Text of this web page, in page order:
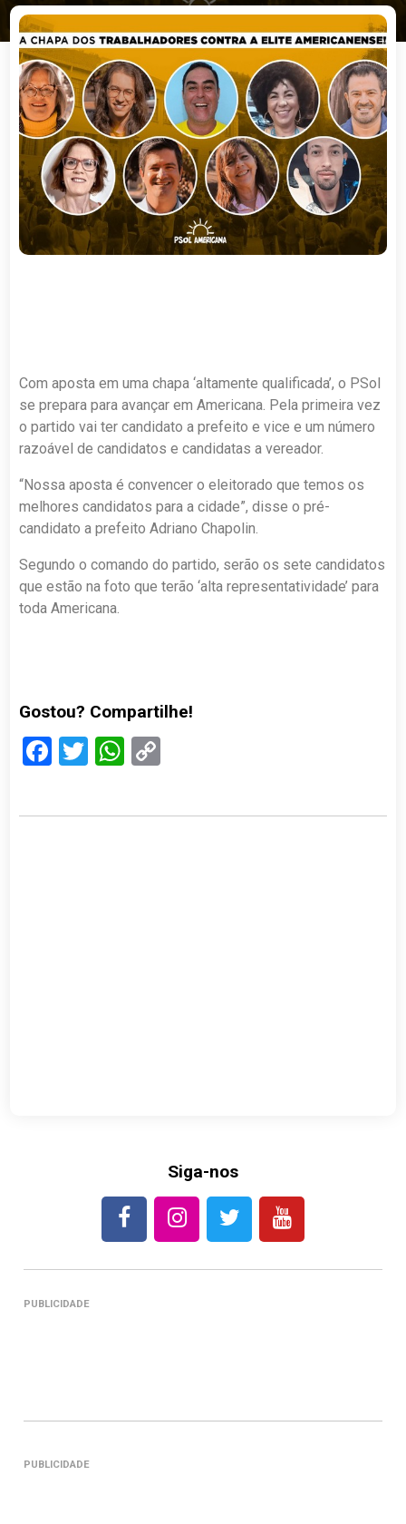
Com aposta em uma chapa ‘altamente qualificada’, o PSol
se prepara para avançar em Americana. Pela primeira vez
o partido vai ter candidato a prefeito e vice e um número
razoável de candidatos e candidatas a vereador.
“Nossa aposta é convencer o eleitorado que temos os
melhores candidatos para a cidade”, disse o pré-
candidato a prefeito Adriano Chapolin.
Segundo o comando do partido, serão os sete candidatos
que estão na foto que terão ‘alta representatividade’ para
toda Americana.
Gostou? Compartilhe!
Facebook
TwitterWhatsApp
Siga-nos
PUBLICIDADE
PUBLICIDADE